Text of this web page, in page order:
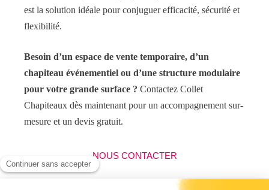
est la solution idéale pour conjuguer efficacité, sécurité et
flexibilité.
Besoin d’un espace de vente temporaire, d’un
chapiteau événementiel ou d’une structure modulaire
pour votre grande surface ? Contactez Collet
Chapiteaux dès maintenant pour un accompagnement sur-
mesure et un devis gratuit.
NOUS CONTACTER